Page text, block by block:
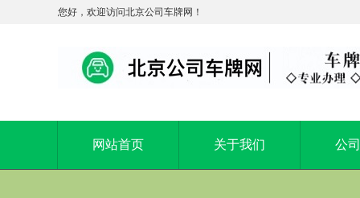
您好，欢迎访问北京公司车牌网！
网站首页 关于我们 公